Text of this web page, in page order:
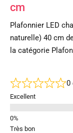
cm
Plafonnier LED
naturelle) 40 cm
la catégorie
0
Excellent
Très bon